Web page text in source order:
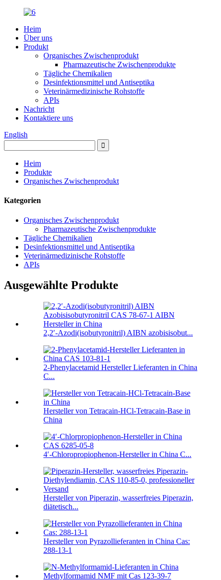
Heim
Über uns
Produkt
Organisches Zwischenprodukt
Pharmazeutische Zwischenprodukte
Tägliche Chemikalien
Desinfektionsmittel und Antiseptika
Veterinärmedizinische Rohstoffe
APIs
Nachricht
Kontaktiere uns
English
Heim
Produkte
Organisches Zwischenprodukt
Kategorien
Organisches Zwischenprodukt
Pharmazeutische Zwischenprodukte
Tägliche Chemikalien
Desinfektionsmittel und Antiseptika
Veterinärmedizinische Rohstoffe
APIs
Ausgewählte Produkte
2,2′-Azodi(isobutyronitril) AIBN azobisisobut...
2-Phenylacetamid Hersteller Lieferanten in China
C...
Hersteller von Tetracain-HCl-Tetracain-Base in
China
4′-Chloropropiophenon-Hersteller in China C...
Hersteller von Piperazin, wasserfreies Piperazin,
diätetisch...
Hersteller von Pyrazollieferanten in China Cas:
288-13-1